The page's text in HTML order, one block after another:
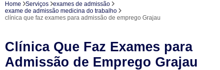
Home Serviços
exames de admissão
exame de admissão medicina do trabalho
clínica que faz exames para admissão de emprego Grajau
Clínica Que Faz Exames para
Admissão de Emprego Grajau